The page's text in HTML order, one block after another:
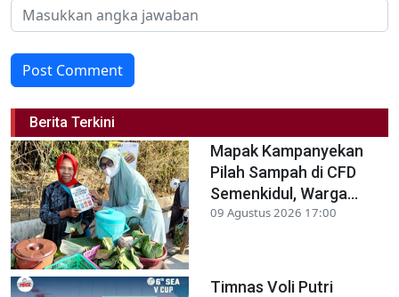
Post Comment
Berita Terkini
Mapak Kampanyekan
Pilah Sampah di CFD
Semenkidul, Warga...
09 Agustus 2026 17:00
Timnas Voli Putri